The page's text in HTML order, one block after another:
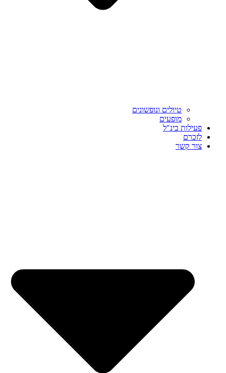
טיולים ונופשונים
מופעים
פעילות בינ"ל
לזכרם
צור קשר